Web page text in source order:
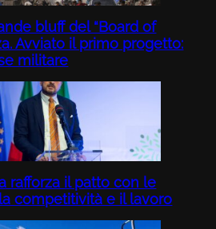
bluff del “Board of
Avviato il primo progetto:
militare
rafforza il patto con le
competitività e il lavoro